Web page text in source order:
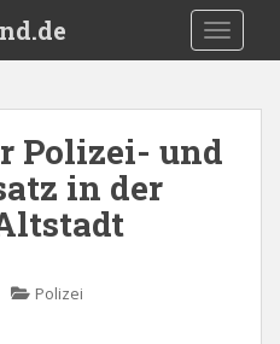
Polizei- und
in der
Polizei